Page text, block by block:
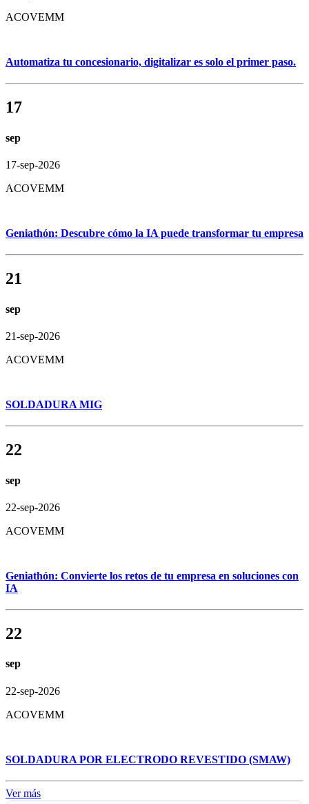
ACOVEMM
Automatiza tu concesionario, digitalizar es solo el primer paso.
17
sep
17-sep-2026
ACOVEMM
Geniathón: Descubre cómo la IA puede transformar tu empresa
21
sep
21-sep-2026
ACOVEMM
SOLDADURA MIG
22
sep
22-sep-2026
ACOVEMM
Geniathón: Convierte los retos de tu empresa en soluciones con
IA
22
sep
22-sep-2026
ACOVEMM
SOLDADURA POR ELECTRODO REVESTIDO (SMAW)
Ver más